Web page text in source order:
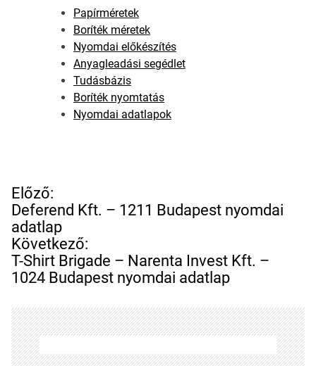
Papírméretek
Boríték méretek
Nyomdai előkészítés
Anyagleadási segédlet
Tudásbázis
Boríték nyomtatás
Nyomdai adatlapok
B
e
j
e
g
y
z
é
s
n
Előző:
Deferend Kft. – 1211 Budapest nyomdai
adatlap
Következő:
T-Shirt Brigade – Narenta Invest Kft. –
1024 Budapest nyomdai adatlap